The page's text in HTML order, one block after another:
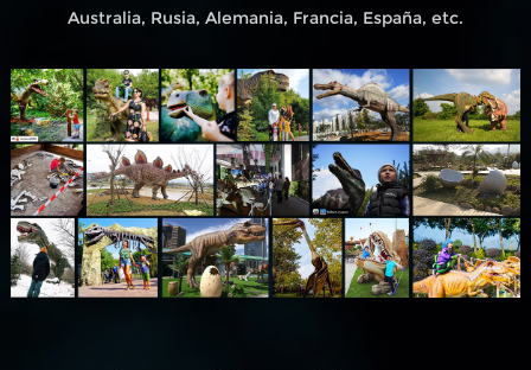
Australia, Rusia, Alemania, Francia, España, etc.